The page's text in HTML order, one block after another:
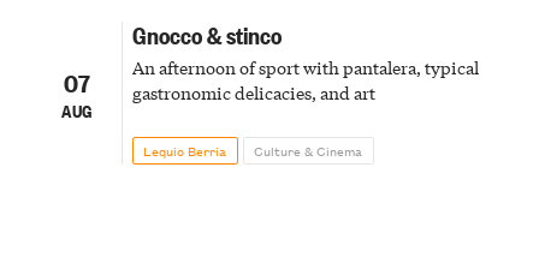
07
AUG
Gnocco & stinco
An afternoon of sport with pantalera, typical
gastronomic delicacies, and art
Lequio Berria Culture & Cinema